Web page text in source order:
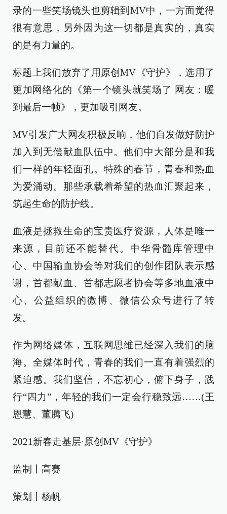
录的一些笑场镜头也剪辑到MV中，一方面觉得
很有意思，另外因为这一切都是真实的，真实
的是有力量的。
标题上我们放弃了用原创MV《守护》，选用了
更加网络化的《第一个镜头就笑场了 网友：暖
到最后一帧》，更加吸引网友。
MV引发广大网友积极反响，他们自发做好防护
加入到无偿献血队伍中。他们中大部分是和我
们一样的年轻面孔。特殊的春节，青春和热血
为爱涌动。那些承载着希望的热血汇聚起来，
筑起生命的防护线。
血液是拯救生命的宝贵医疗资源，人体是唯一
来源，目前还不能替代。中华骨髓库管理中
心、中国输血协会等对我们的创作团队表示感
谢，首都献血、首都志愿者协会等多地血液中
心、公益组织的微博、微信公众号进行了转
发。
作为网络媒体，互联网思维已经深入我们的脑
海。全媒体时代，青春的我们一直有着强烈的
紧迫感。我们坚信，不忘初心，俯下身子，践
行“四力”，年轻的我们一定会行稳致远……(王
恩慧、董腾飞)
2021新春走基层·原创MV《守护》
监制丨高赛
策划丨杨帆